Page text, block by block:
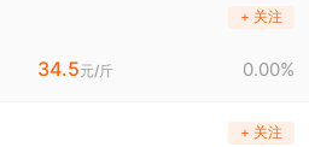
+ 关注
34.5元/斤 0.00%
+ 关注